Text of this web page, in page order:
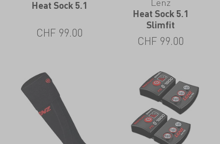
Heat Sock 5.1
CHF 99.00
Heat Sock 5.1
Slimfit
CHF 99.00